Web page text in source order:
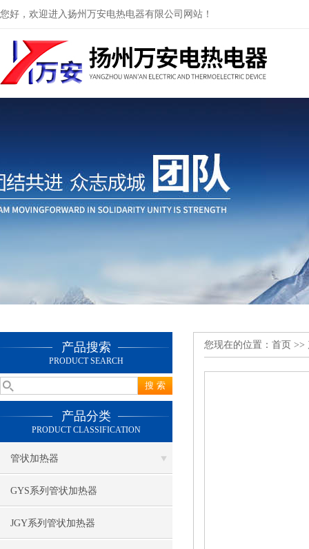
您好，欢迎进入扬州万安电热电器有限公司网站！
产品搜索
PRODUCT SEARCH
产品分类
PRODUCT CLASSIFICATION
管状加热器
GYS系列管状加热器
JGY系列管状加热器
您现在的位置： 首页 >>